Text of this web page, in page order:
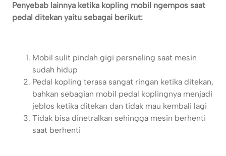
Penyebab lainnya ketika kopling mobil ngempos saat
pedal ditekan yaitu sebagai berikut:
Mobil sulit pindah gigi persneling saat mesin
sudah hidup
Pedal kopling terasa sangat ringan ketika ditekan,
bahkan sebagian mobil pedal koplingnya menjadi
jeblos ketika ditekan dan tidak mau kembali lagi
Tidak bisa dinetralkan sehingga mesin berhenti
saat berhenti